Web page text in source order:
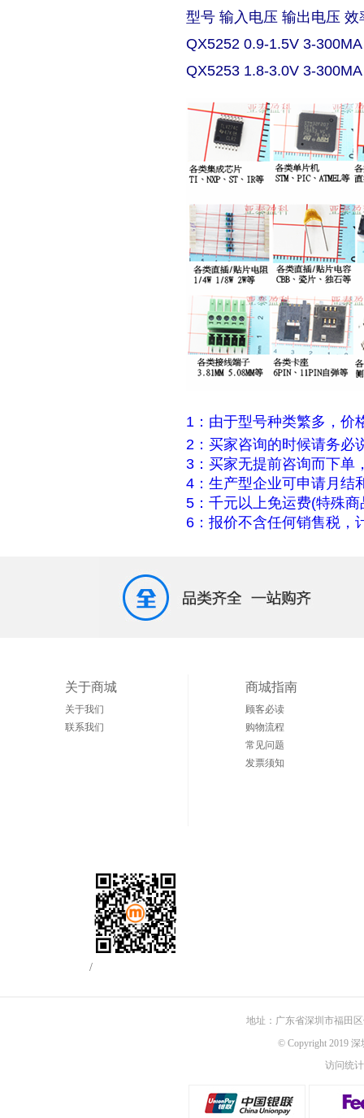
型号 输入电压 输出电压 效
QX5252 0.9-1.5V 3-
QX5253 1.8-3.0V 3-
1：由于型号种类繁多，价
2：买家咨询的时候请务必
3：买家无提前咨询而下单
4：生产型企业可申请月结
5：千元以上免运费(特殊
6：报价不含任何销售税，
关于商城
关于我们
联系我们
商城指南
顾客必读
购物流程
常见问题
发票须知
/
地址：广东省深圳市福田
© Copyright 2019
访问统